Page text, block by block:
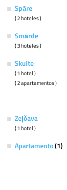
Spāre
( 2 hoteles )
Smārde
( 3 hoteles )
Skulte
( 1 hotel )
( 2 apartamentos )
Zeļčava
( 1 hotel )
Apartamento(1)